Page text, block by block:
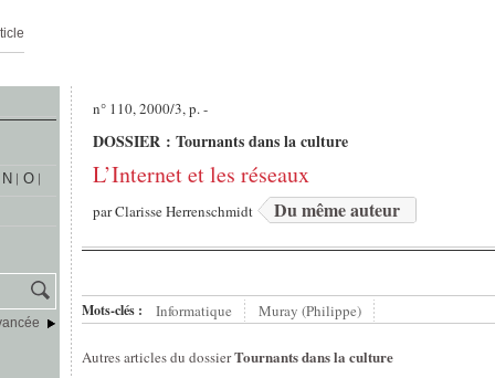
N
O
n° 110, 2000/3, p. -
DOSSIER : Tournants dans la culture
L’Internet et les réseaux
parClarisse Herrenschmidt Du même auteur
Mots-clés : Informatique Muray (Philippe)
Autres articles du dossierTournants dans la culture